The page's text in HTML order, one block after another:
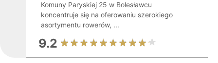
Komuny Paryskiej 25 w Bolesławcu
koncentruje się na oferowaniu szerokiego
asortymentu rowerów, ...
9.2